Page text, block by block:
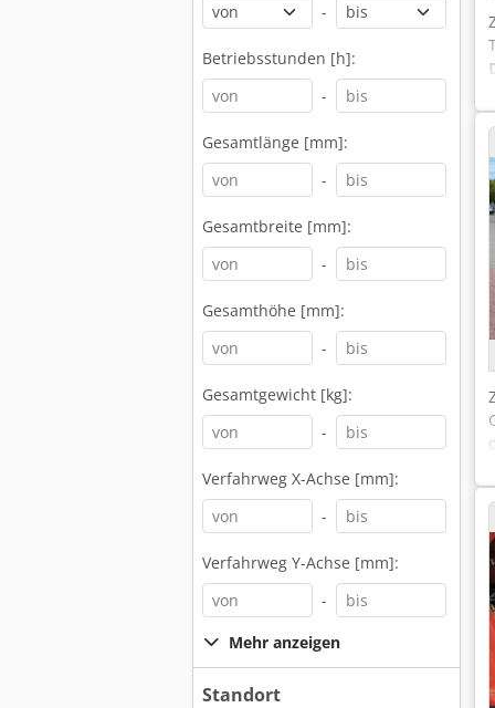
-
Betriebsstunden [h]:
-
Gesamtlänge [mm]:
-
Gesamtbreite [mm]:
-
Gesamthöhe [mm]:
-
Gesamtgewicht [kg]:
-
Verfahrweg X-Achse [mm]:
-
Verfahrweg Y-Achse [mm]:
-
Mehr anzeigen
Standort